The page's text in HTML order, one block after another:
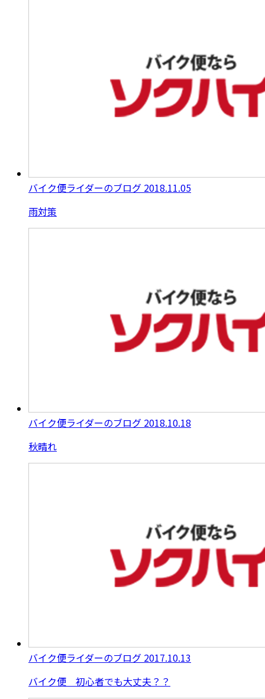
バイク便ライダーのブログ 2018.11.05
雨対策
バイク便ライダーのブログ 2018.10.18
秋晴れ
バイク便ライダーのブログ 2017.10.13
バイク便 初心者でも大丈夫？？